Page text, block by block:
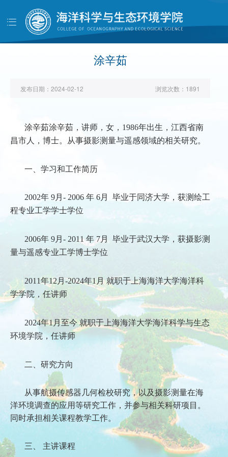
首页
师资队伍
科学研究
对外交流
校友天地
管理服务
涂辛茹
发布日期： 2024-02-12 浏览次数： 1891
涂辛茹涂辛茹，讲师，女， 1986年出生，江西省南
昌市人，博士。从事摄影测量与遥感领域的相关研究。
一、学习和工作简历
2002年 9月 - 2006 年 6月
毕业于同济大学，获测绘工
程专业工学学士学位
2006年 9月 - 2011年7月
毕业于武汉大学，获摄影测
量与遥感专业工学博士学位
2011年12 月-2024年1月 就职于上海海洋大学海洋科
学学院，任讲师
2024年1月至今 就职于上海海洋大学海洋科学与生态
环境学院，任讲师
二、研究方向
从事航摄传感器几何检校研究，以及摄影测量在海
洋环境调查的应用等研究工作，并参与相关科研项目。
同时承担相关课程教学工作。
三、 主讲课程